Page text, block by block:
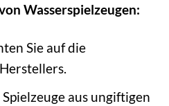
Wasserspielzeugen:
Sie auf die
aus ungiftigen